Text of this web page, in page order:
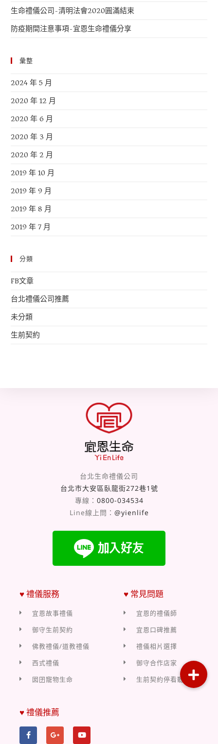
生命禮儀公司-清明法會2020圓滿結束
防疫期間注意事項-宜恩生命禮儀分享
彙整
2024 年 5 月
2020 年 12 月
2020 年 6 月
2020 年 3 月
2020 年 2 月
2019 年 10 月
2019 年 9 月
2019 年 8 月
2019 年 7 月
分類
FB文章
台北禮儀公司推薦
未分類
生前契約
台北生命禮儀公司
台北市大安區臥龍街272巷1號
專線： 0800-034534
Line線上問： @yienlife
♥ 禮儀服務
宜恩故事禮儀
御守生前契約
佛教禮儀/道教禮儀
西式禮儀
囡囝寵物生命
♥ 常見問題
宜恩的禮儀師
宜恩口碑推薦
禮儀相片選擇
御守合作店家
生前契約停看聽
♥ 禮儀推薦